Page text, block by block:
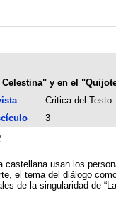
y en el
Critica del Testo
3
castellana usan los
el tema del diálogo
de la singularidad de